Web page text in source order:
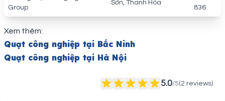
Group
Sơn, Thanh Hóa
836
Xem thêm:
Quạt công nghiệp tại Bắc Ninh
Quạt công nghiệp tại Hà Nội
5.0/5(2 reviews)